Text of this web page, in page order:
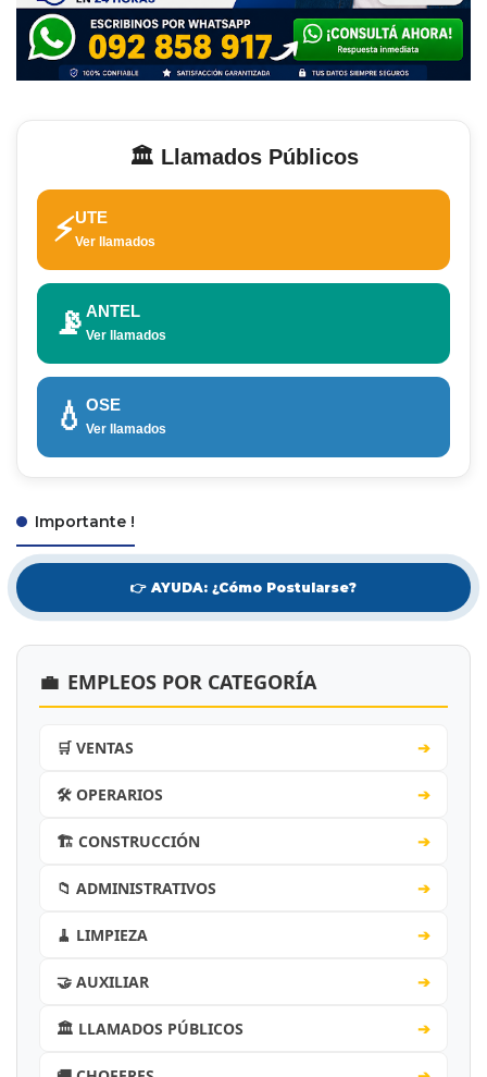
🏛️ Llamados Públicos
⚡UTE
Ver llamados
📡 ANTEL
Ver llamados
💧 OSE
Ver llamados
Importante !
👉 AYUDA: ¿Cómo Postularse?
💼 EMPLEOS POR CATEGORÍA
🛒 VENTAS ➔
🛠️ OPERARIOS ➔
🏗️ CONSTRUCCIÓN ➔
📁 ADMINISTRATIVOS ➔
🧹 LIMPIEZA ➔
🤝 AUXILIAR ➔
🏛️ LLAMADOS PÚBLICOS ➔